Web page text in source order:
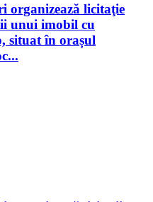
organizează licitaţie
unui imobil cu
situat în orașul